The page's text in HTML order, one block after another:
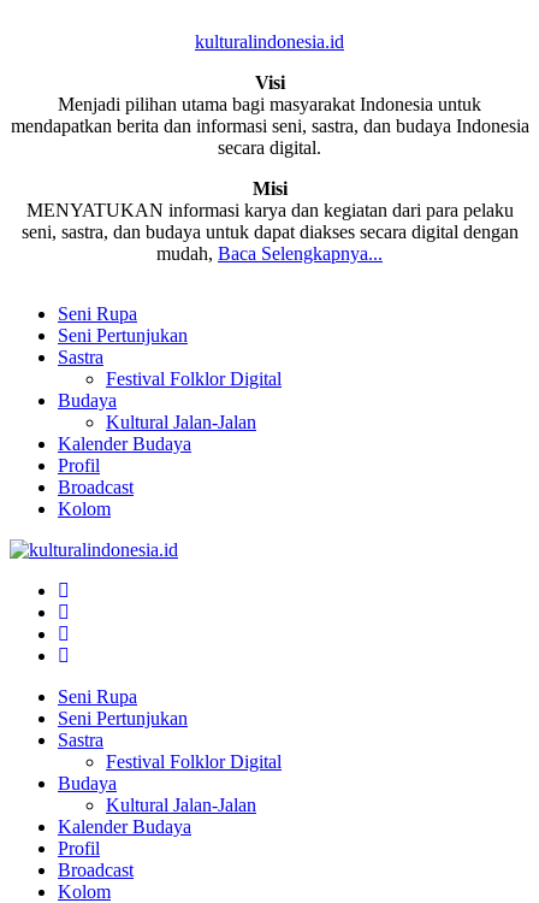
kulturalindonesia.id
Visi
Menjadi pilihan utama bagi masyarakat Indonesia untuk
mendapatkan berita dan informasi seni, sastra, dan budaya Indonesia
secara digital.
Misi
MENYATUKAN informasi karya dan kegiatan dari para pelaku
seni, sastra, dan budaya untuk dapat diakses secara digital dengan
mudah, Baca Selengkapnya...
Seni Rupa
Seni Pertunjukan
Sastra
Festival Folklor Digital
Budaya
Kultural Jalan-Jalan
Kalender Budaya
Profil
Broadcast
Kolom
Seni Rupa
Seni Pertunjukan
Sastra
Festival Folklor Digital
Budaya
Kultural Jalan-Jalan
Kalender Budaya
Profil
Broadcast
Kolom